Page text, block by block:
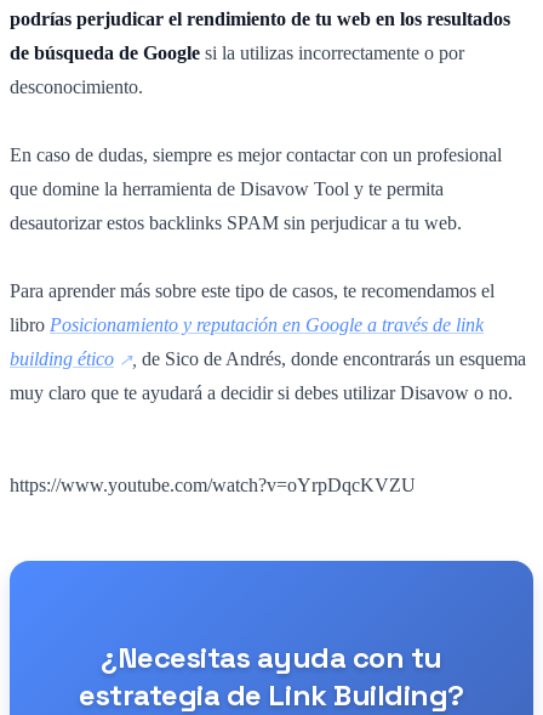
podrías perjudicar el rendimiento de tu web en los resultados
de búsqueda de Google si la utilizas incorrectamente o por
desconocimiento.
En caso de dudas, siempre es mejor contactar con un profesional
que domine la herramienta de Disavow Tool y te permita
desautorizar estos backlinks SPAM sin perjudicar a tu web.
Para aprender más sobre este tipo de casos, te recomendamos el
libro Posicionamiento y reputación en Google a través de link
building ético
, de Sico de Andrés, donde encontrarás un esquema
muy claro que te ayudará a decidir si debes utilizar Disavow o no.
https://www.youtube.com/watch?v=oYrpDqcKVZU
¿Necesitas ayuda con tu
estrategia de Link Building?